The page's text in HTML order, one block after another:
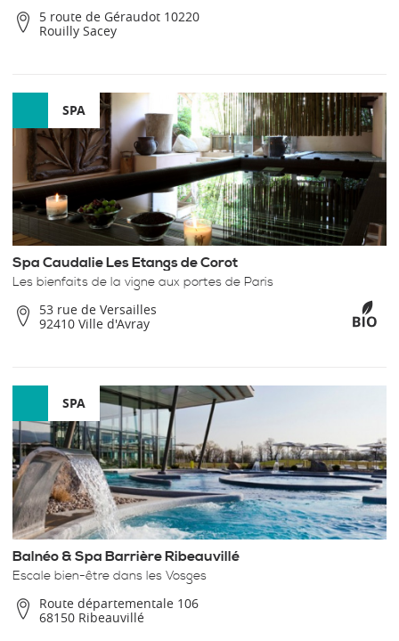
5 route de Géraudot 10220
Rouilly Sacey
SPA
Spa Caudalie Les Etangs de Corot
Les bienfaits de la vigne aux portes de Paris
53 rue de Versailles
92410 Ville d'Avray
SPA
Balnéo & Spa Barrière Ribeauvillé
Escale bien-être dans les Vosges
Route départementale 106
68150 Ribeauvillé